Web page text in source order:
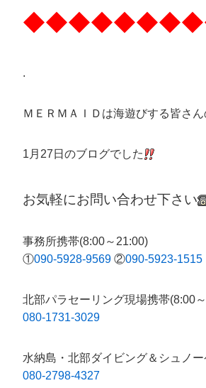
.
ＭＥＲＭＡＩＤは海遊びする皆さ
1月27日のブログでした
お気軽にお問い合わせ下さい
事務所携帯(8:00～21:00)
①090-5928-9569 ②090-5923-1515
北部パラセーリング現場携帯(8:00
080-1731-3029
水納島・北部ダイビング＆シュノ
080-2798-4327